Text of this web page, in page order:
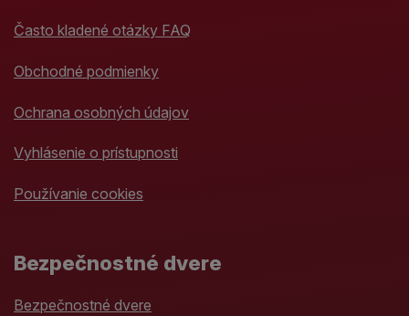
Často kladené otázky FAQ
Obchodné podmienky
Ochrana osobných údajov
Vyhlásenie o prístupnosti
Používanie cookies
Bezpečnostné dvere
Bezpečnostné dvere